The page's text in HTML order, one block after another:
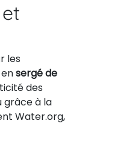
les
sergé de
des
grâce à la
Water.org,